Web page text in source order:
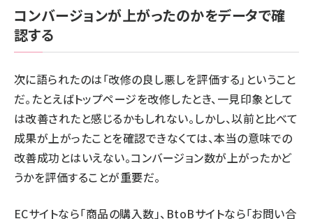
コンバージョンが上がったのかをデータで確
認する
次に語られたのは「改修の良し悪しを評価する」ということ
だ。たとえばトップページを改修したとき、一見印象として
は改善されたと感じるかもしれない。しかし、以前と比べて
成果が上がったことを確認できなくては、本当の意味での
改善成功とはいえない。コンバージョン数が上がったかど
うかを評価することが重要だ。
ECサイトなら「商品の購入数」、BtoBサイトなら「お問い合